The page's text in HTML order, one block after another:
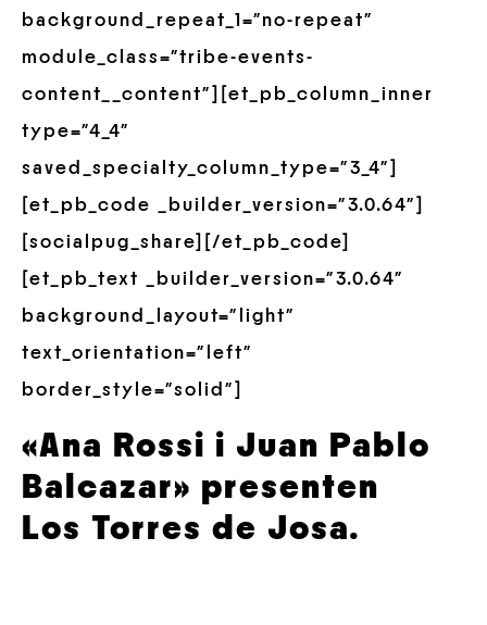
background_repeat_1=”no-repeat”
module_class=”tribe-events-
content__content”][et_pb_column_inner
type=”4_4″
saved_specialty_column_type=”3_4″]
[et_pb_code _builder_version=”3.0.64″]
[socialpug_share][/et_pb_code]
[et_pb_text _builder_version=”3.0.64″
background_layout=”light”
text_orientation=”left”
border_style=”solid”]
«Ana Rossi i Juan Pablo
Balcazar» presenten
Los Torres de Josa.